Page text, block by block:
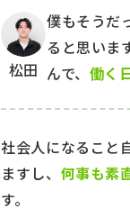
松田
僕もそうだ
ると思いま
んで、 働く
社会人になること
ますし、 何事も素
す。